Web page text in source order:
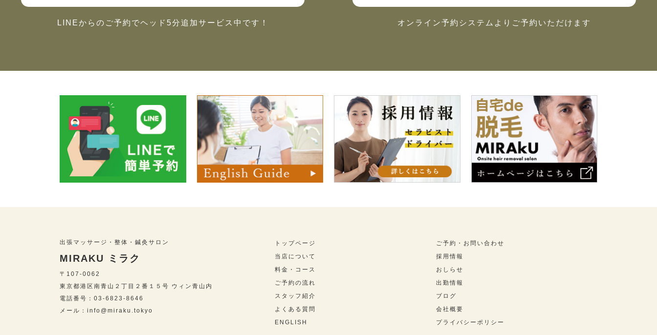
LINEからのご予約でヘッド5分追加サービス中です！ オンライン予約システムより ご予約いただけます
出張マッサージ・整体・鍼灸サロン
MIRAKU ミラク
〒107-0062
東京都港区南青山２丁目２番１５号 ウィン青山内
電話番号：03-6823-8646
メール：info@miraku.tokyo
トップページ
当店について
料金・コース
ご予約の流れ
スタッフ紹介
よくある質問
ENGLISH
ご予約・お問い合わせ
採用情報
おしらせ
出勤情報
ブログ
会社概要
プライバシーポリシー